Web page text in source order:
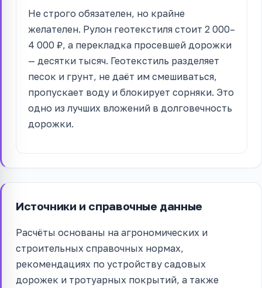
Не строго обязателен, но крайне
желателен. Рулон геотекстиля стоит 2 000–
4 000 ₽, а перекладка просевшей дорожки
— десятки тысяч. Геотекстиль разделяет
песок и грунт, не даёт им смешиваться,
пропускает воду и блокирует сорняки. Это
одно из лучших вложений в долговечность
дорожки.
Источники и справочные данные
Расчёты основаны на агрономических и
строительных справочных нормах,
рекомендациях по устройству садовых
дорожек и тротуарных покрытий, а также